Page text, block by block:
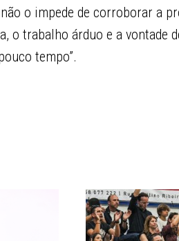
o impede de corroborar a
o trabalho árduo e a vontade
tempo”.